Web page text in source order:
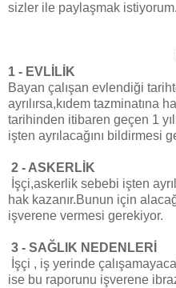
sizler ile paylaşmak istiyorum.
1 - EVLİLİK
Bayan çalışan evlendiği
ayrılırsa,kıdem tazminatına
tarihinden itibaren geçen 1
işten ayrılacağını bildirmesi
2 - ASKERLİK
İşçi,askerlik sebebi işten
hak kazanır.Bunun için
işverene vermesi gerekiyor.
3 - SAĞLIK NEDENLERİ
İşçi , iş yerinde
ise bu raporunu işverene